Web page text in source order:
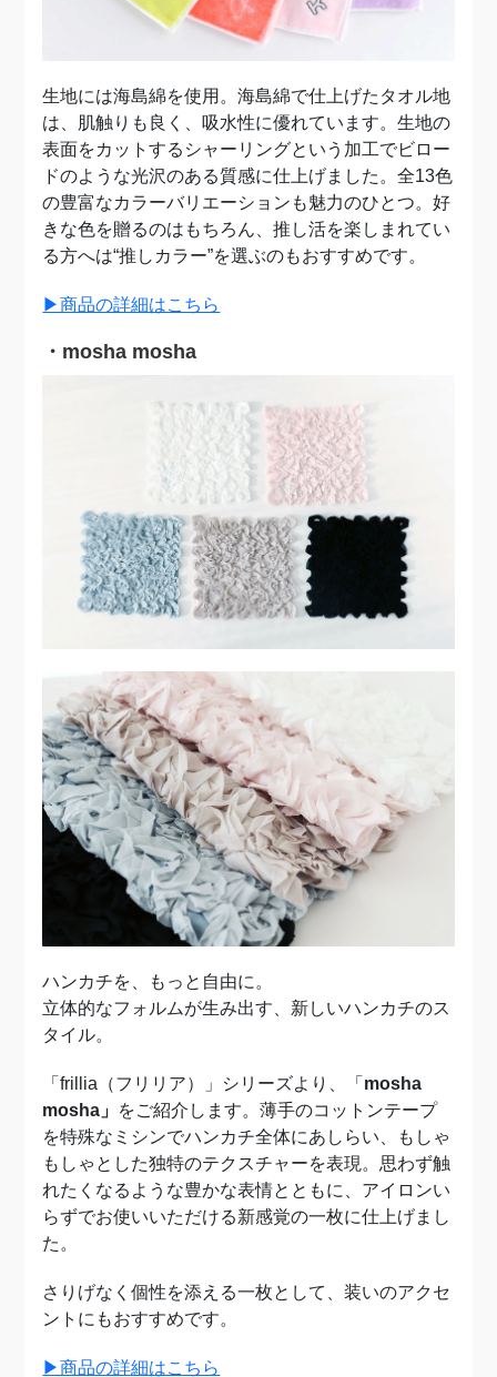
生地には海島綿を使用。海島綿で仕上げたタオル地
は、肌触りも良く、吸水性に優れています。生地の
表面をカットするシャーリングという加工でビロー
ドのような光沢のある質感に仕上げました。全13色
の豊富なカラーバリエーションも魅力のひとつ。好
きな色を贈るのはもちろん、推し活を楽しまれてい
る方へは“推しカラー”を選ぶのもおすすめです。
▶商品の詳細はこちら
・mosha mosha
ハンカチを、もっと自由に。
立体的なフォルムが生み出す、新しいハンカチのス
タイル。
「frillia（フリリア）」シリーズより、「 mosha
mosha」 をご紹介します。薄手のコットンテープ
を特殊なミシンでハンカチ全体にあしらい、もしゃ
もしゃとした独特のテクスチャーを表現。思わず触
れたくなるような豊かな表情とともに、アイロンい
らずでお使いいただける新感覚の一枚に仕上げまし
た。
さりげなく個性を添える一枚として、装いのアクセ
ントにもおすすめです。
▶商品の詳細はこちら